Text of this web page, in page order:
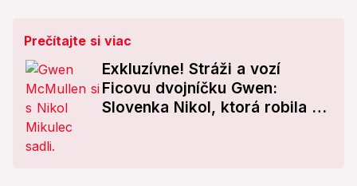
Prečítajte si viac
Exkluzívne! Stráži a vozí
Ficovu dvojníčku Gwen:
Slovenka Nikol, ktorá robila v